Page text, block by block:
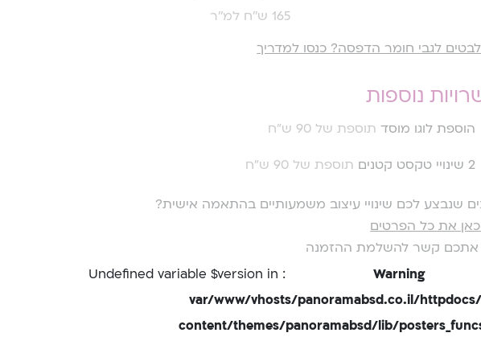
165 ש''ח למ''ר
לגבי חומר הדפסה? כנסו למדריך
נוספות
הוספת לוגו מוסד תוספת של 90 ש"ח
2 שינויי טקסט קטנים תוספת של 90 ש"ח
שנבצע לכם שינויי עיצוב משמעותיים בהתאמה אישית?
את כל הפרטים
אתכם קשר להשלמת ההזמנה
Warning
: Undefined variable $version in
/var/www/vhosts/panoramabsd.co.il/
content/themes/panoramabsd/lib/